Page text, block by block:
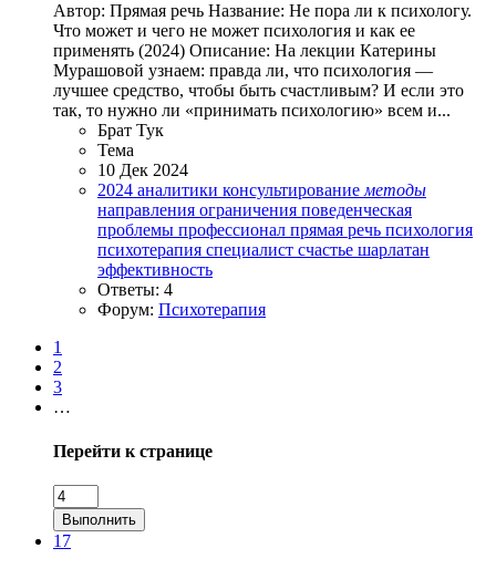
Автор: Прямая речь Название: Не пора ли к психологу.
Что может и чего не может психология и как ее
применять (2024) Описание: На лекции Катерины
Мурашовой узнаем: правда ли, что психология —
лучшее средство, чтобы быть счастливым? И если это
так, то нужно ли «принимать психологию» всем и...
Брат Тук
Тема
10 Дек 2024
2024 аналитики консультированиеметоды
направления ограничения поведенческая
проблемы профессионал прямая речь психология
психотерапия специалист счастье шарлатан
эффективность
Ответы: 4
Форум: Психотерапия
1
2
3
…
Перейти к странице
Выполнить
17